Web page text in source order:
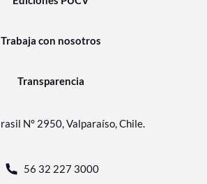
Trabaja con nosotros
Transparencia
N° 2950, Valparaíso, Chile.
56 32 227 3000